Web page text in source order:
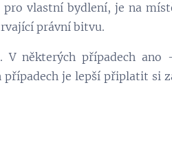
vlastní bydlení, je na
právní bitvu.
V některých případech ano
případech je lepší připlatit si